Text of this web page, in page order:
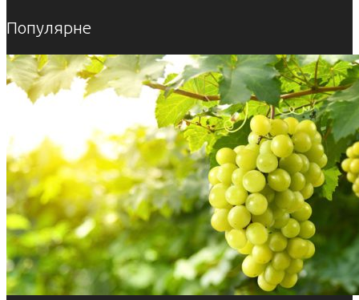
Популярне